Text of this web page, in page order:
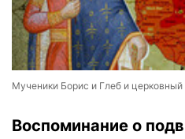
Мученики Борис и Глеб и
​Воспоминание о